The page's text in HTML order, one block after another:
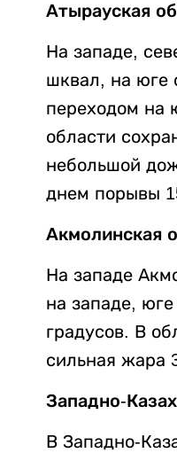
Атырауская
На западе,
шквал, на юге
переходом на
области
небольшой
днем порывы
Акмолинская
На западе
на западе,
градусов. В
сильная жара
Западно-
В Западно-